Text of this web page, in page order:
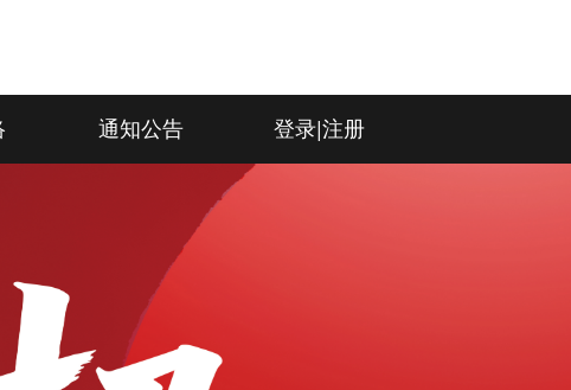
通知公告 登录|注册